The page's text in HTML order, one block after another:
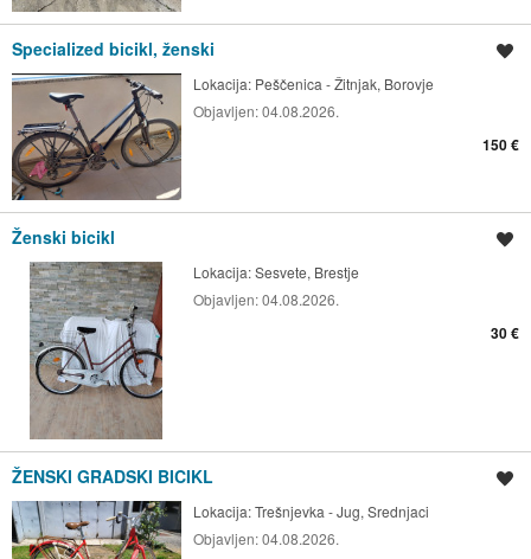
Specialized bicikl, ženski
Lokacija: Peščenica - Žitnjak, Borovje
Objavljen:04.08.2026.
150 €
Ženski bicikl
Lokacija:Sesvete, Brestje
Objavljen:04.08.2026.
30 €
ŽENSKI GRADSKI BICIKL
Lokacija:Trešnjevka - Jug, Srednjaci
Objavljen:04.08.2026.